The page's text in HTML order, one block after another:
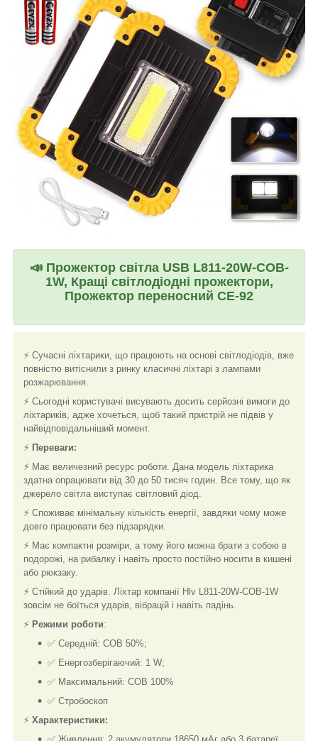
📣 Прожектор світла USB L811-20W-COB-
1W, Кращі світлодіодні прожектори,
Прожектор переносний CE-92
⚡ Сучасні ліхтарики, що працюють на основі світлодіодів, вже
повністю витіснили з ринку класичні ліхтарі з лампами
розжарювання.
⚡ Сьогодні користувачі висувають досить серйозні вимоги до
ліхтариків, адже хочеться, щоб такий пристрій не підвів у
найвідповідальніший момент.
⚡ Переваги:
⚡ Має величезний ресурс роботи. Дана модель ліхтарика
здатна опрацювати від 30 до 50 тисяч годин. Все тому, що як
джерело світла виступає світловий діод.
⚡ Споживає мінімальну кількість енергії, завдяки чому може
довго працювати без підзарядки.
⚡ Має компактні розміри, а тому його можна брати з собою в
подорожі, на рибалку і навіть просто постійно носити в кишені
або рюкзаку.
⚡ Стійкий до ударів. Ліхтар компанії Hlv L811-20W-COB-1W
зовсім не боїться ударів, вібрацій і навіть падінь.
⚡ Режими роботи:
✅ Середній: COB 50%;
✅ Енергозберігаючий: 1 W;
✅ Максимальний: COB 100%
✅ Стробоскоп
⚡ Характеристики: